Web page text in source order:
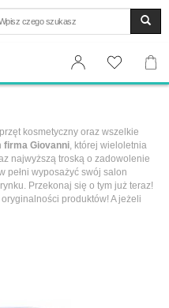
kosmetyczny oraz wszelkie
firma Giovanni, której wieloletnia
najwyższą troską o zadowolenie
pełni wyposażyć swój salon
Przekonaj się o tym już teraz!
produktów! A jeżeli